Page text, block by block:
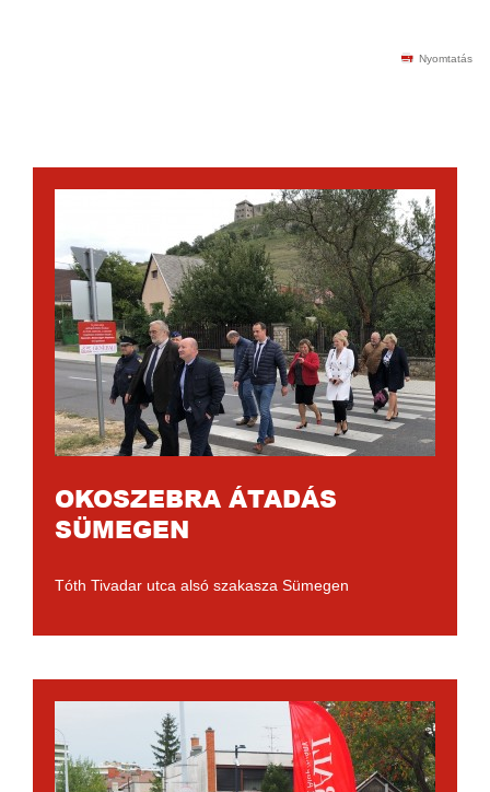
Nyomtatás
OKOSZEBRA ÁTADÁS
SÜMEGEN
Tóth Tivadar utca alsó szakasza Sümegen